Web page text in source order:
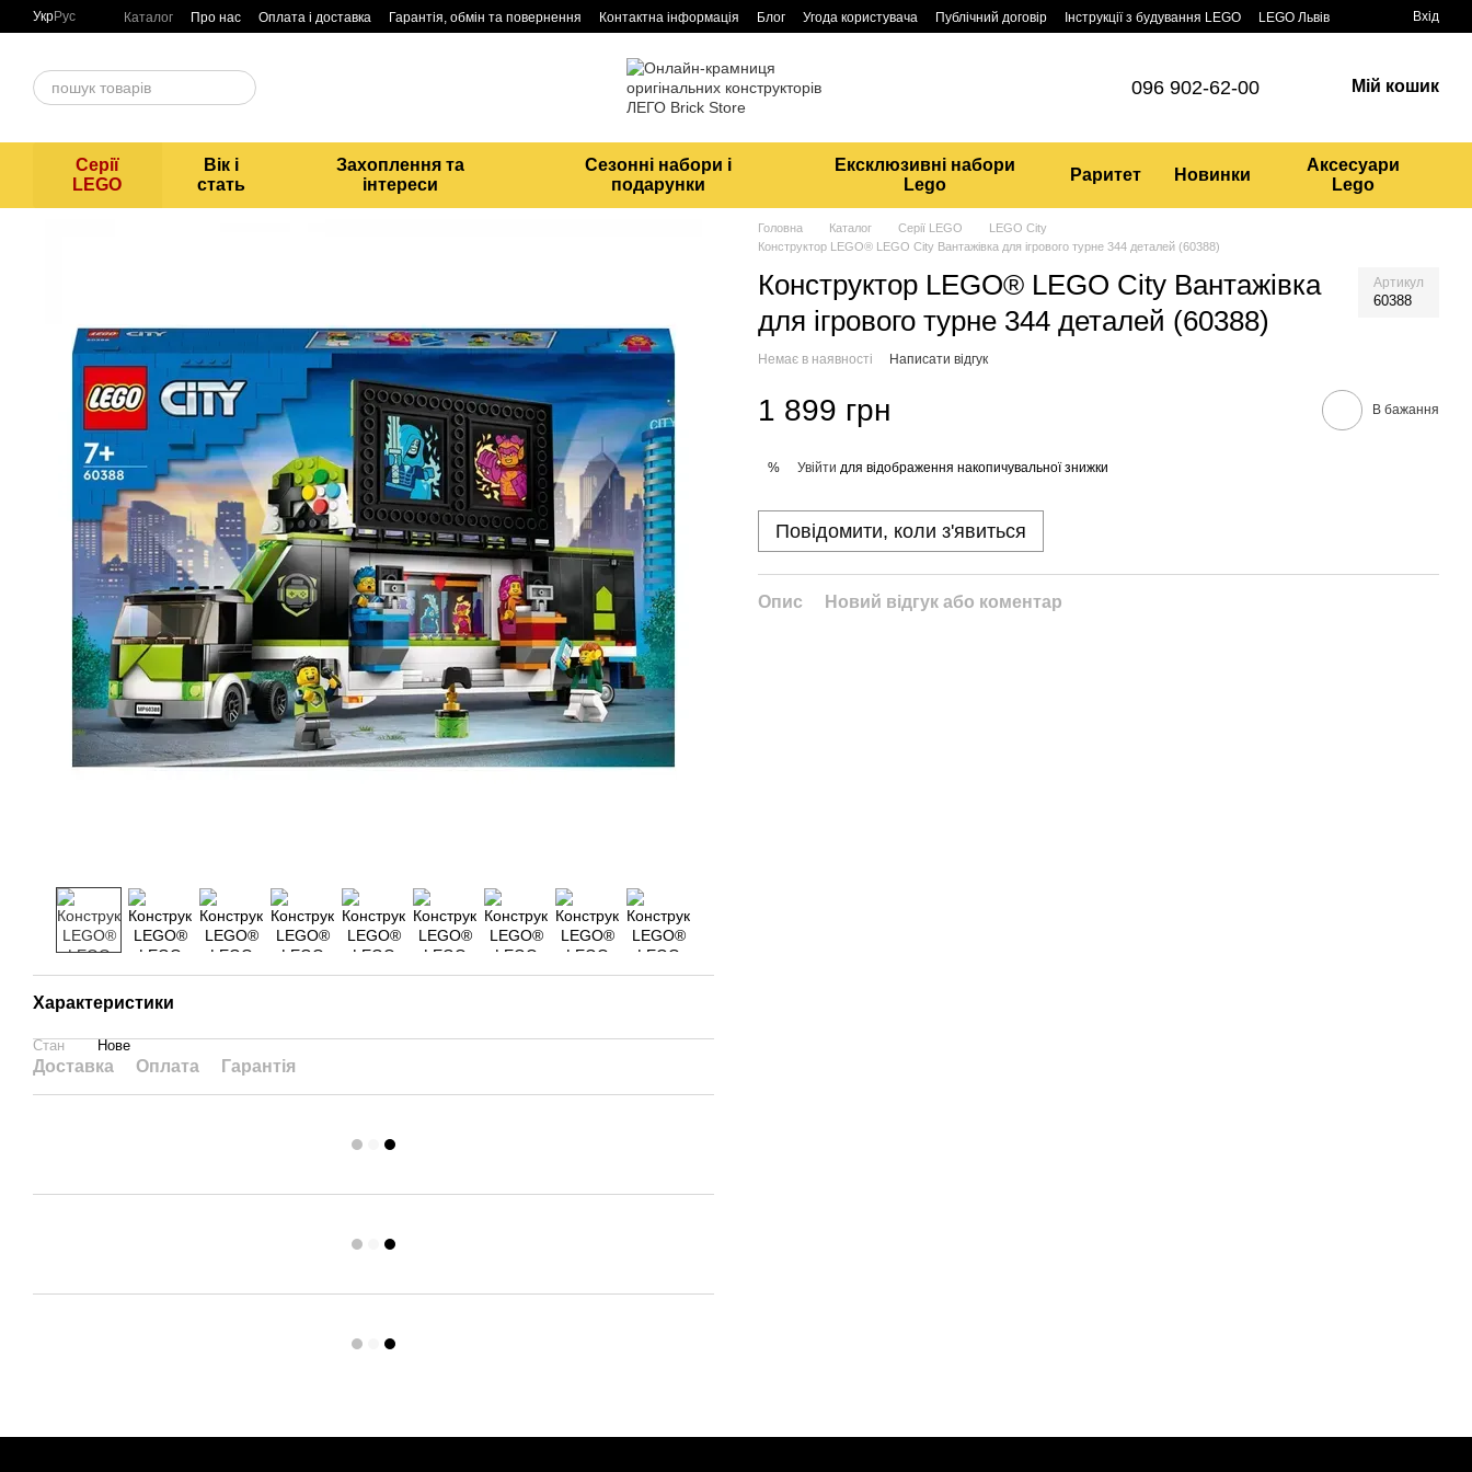
Перейти до основного контенту
УкрРус Каталог Про нас Оплата і доставка Гарантія, обмін та повернення Контактна інформація Блог Угода користувача Публічний договір Інструкції з будування LEGO LEGO Львів Вхід
096 902-62-00 Мій кошик
Серії
LEGO
Вік і
стать
Захоплення та
інтереси
Сезонні набори і
подарунки
Ексклюзивні набори
Lego
Раритет Новинки
Аксесуари
Lego
Характеристики
Стан Нове
Доставка Оплата Гарантія
Головна Каталог Серії LEGO
LEGO City
Конструктор LEGO® LEGO City Вантажівка для ігрового турне 344 деталей (60388)
Конструктор LEGO® LEGO City Вантажівка
для ігрового турне 344 деталей (60388)
Артикул
60388
Немає в наявності Написати відгук
1 899 грн В бажання
% Увійти для відображення накопичувальної знижки
Повідомити, коли з'явиться
Опис Новий відгук або коментар